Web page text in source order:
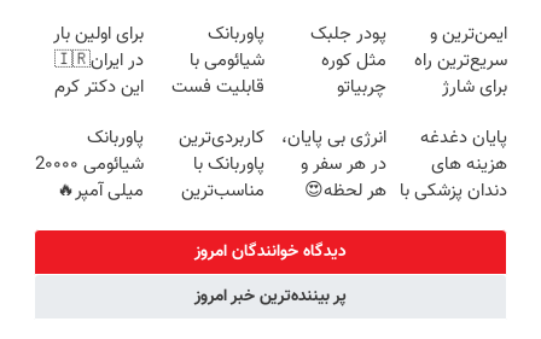
تخفیف رو از
دست نده👌🏻
ایمن‌ترین و
سریع‌ترین راه
برای شارژ
پودر جلبک
مثل کوره
چربیاتو
پاوربانک
شیائومی با
قابلیت فست
های بی برقی⚡
برای اولین بار
در ایران🇮🇷
این دکتر کرم
روزه ساخت!
پایان دغدغه
هزینه های
دندان پزشکی با
انرژی بی پایان،
در هر سفر و
هر لحظه😍
شیائومی با
تخفیف ویژه🔥
کاربردی‌ترین
پاوربانک با
مناسب‌ترین
پاوربانک
شیائومی 2۰۰۰۰
میلی آمپر🔥
منزل)
دیدگاه خوانندگان امروز
پر بیننده‌ترین خبر امروز